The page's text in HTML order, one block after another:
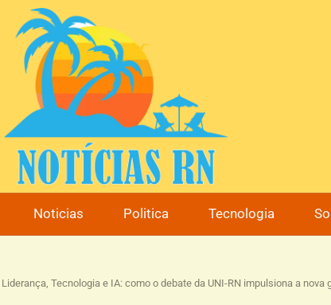
Noticias Politica Tecnologia
Liderança, Tecnologia e IA: como o debate da UNI-RN impulsiona a nova